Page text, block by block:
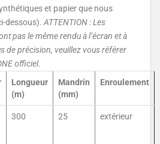
et papier que nous
dessous). ATTENTION : Les
pas le même rendu à l’écran et à
de précision, veuillez vous référer
officiel.
Longueur
(m)
Mandrin
(mm)
Enroulement
300 25 extérieur